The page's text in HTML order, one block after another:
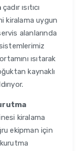
çadır ısıtıcı
kiralama uygun
alanlarında
ısıtarak
kaynaklı
kiralama
ekipman için